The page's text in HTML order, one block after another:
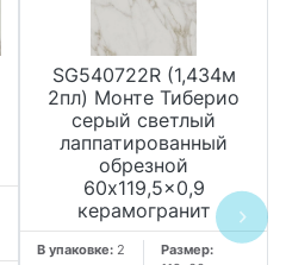
SG540722R (1,434м
2пл) Монте Тиберио
серый светлый
лаппатированный
обрезной
60x119,5x0,9
керамогранит
В упаковке: 2
Размер: